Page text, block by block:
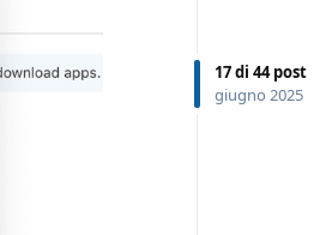
17di 44post
giugno 2025